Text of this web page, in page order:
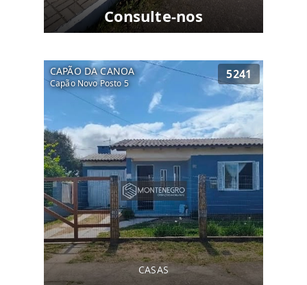
Consulte-nos
CAPÃO DA CANOA
Capão Novo Posto 5
5241
CASAS